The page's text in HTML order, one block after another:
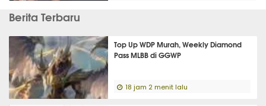
Berita Terbaru
Top Up WDP Murah, Weekly Diamond
Pass MLBB di GGWP
18 jam 2 menit lalu